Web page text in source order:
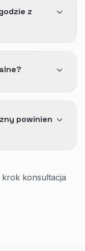
powiązane
przy
z
i unikamy
i jasna
powinien
i grupa
konsultacja